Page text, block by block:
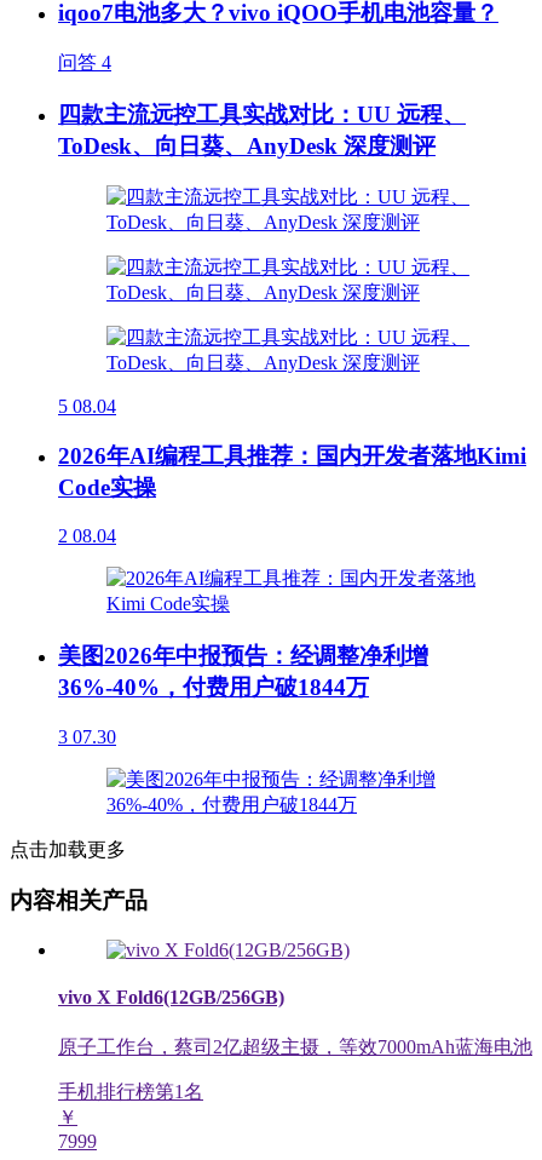
iqoo7电池多大？vivo iQOO手机电池容量？
问答 4
四款主流远控工具实战对比：UU 远程、
ToDesk、向日葵、AnyDesk 深度测评
5 08.04
2026年AI编程工具推荐：国内开发者落地Kimi
Code实操
2 08.04
美图2026年中报预告：经调整净利增
36%-40%，付费用户破1844万
3 07.30
点击加载更多
内容相关产品
vivo X Fold6(12GB/256GB)
原子工作台，蔡司2亿超级主摄，等效7000mAh蓝海电池
手机排行榜第1名
￥
7999